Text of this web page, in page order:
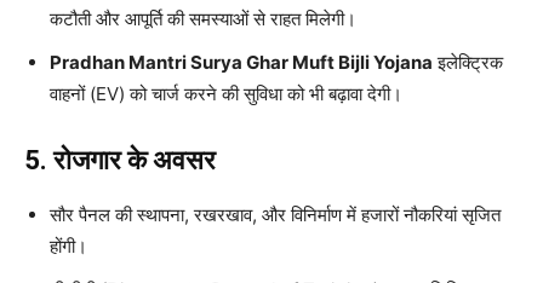
कटौती और आपूर्ति की समस्याओं से राहत मिलेगी।
Pradhan Mantri Surya Ghar Muft Bijli Yojana इलेक्ट्रिक
वाहनों (EV) को चार्ज करने की सुविधा को भी बढ़ावा देगी।
5. रोजगार के अवसर
सौर पैनल की स्थापना, रखरखाव, और विनिर्माण में हजारों नौकरियां सृजित
होंगी।